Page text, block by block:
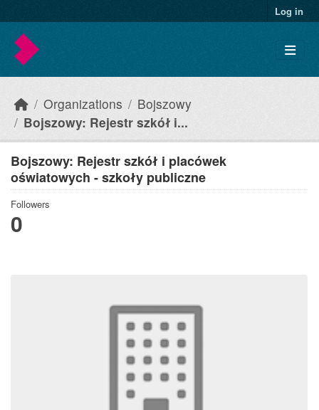
Log in
Organizations
Bojszowy
Bojszowy: Rejestr szkół i...
Bojszowy: Rejestr szkół i placówek
oświatowych - szkoły publiczne
Followers
0